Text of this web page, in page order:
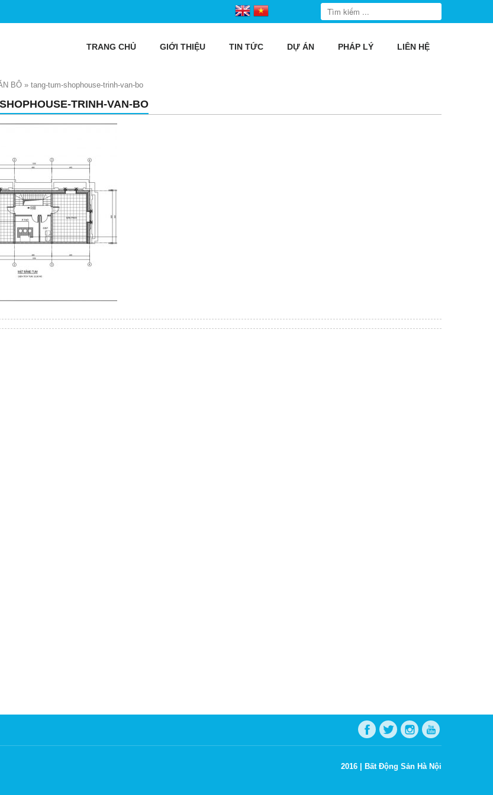
TRANG CHỦ GIỚI THIỆU TIN TỨC DỰ ÁN PHÁP LÝ LIÊN HỆ
BÔ » tang-tum-shophouse-trinh-van-bo
TRINH-VAN-BO
2016 | Bất Động Sản Hà Nội